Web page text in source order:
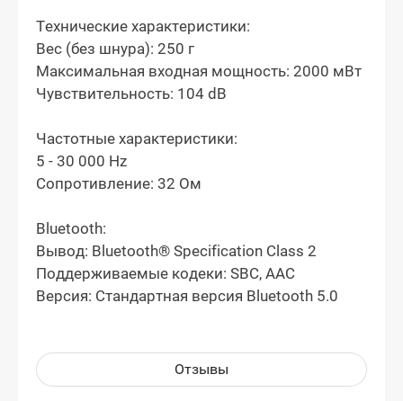
Технические характеристики:
Вес (без шнура): 250 г
Максимальная входная мощность: 2000 мВт
Чувствительность: 104 dB
Частотные характеристики:
5 - 30 000 Hz
Сопротивление: 32 Ом
Bluetooth:
Вывод: Bluetooth® Specification Class 2
Поддерживаемые кодеки: SBC, AAC
Версия: Стандартная версия Bluetooth 5.0
Отзывы